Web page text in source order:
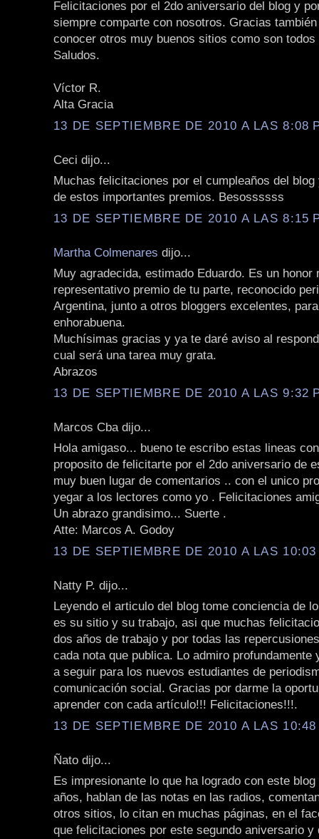
Felicitaciones por el 2do aniversario del blog y
siempre comparte con nosotros. Gracias
conocer otros muy buenos sitios como son
Saludos.
Víctor R.
Alta Gracia
13 DE SEPTIEMBRE DE 2010 A LAS 8:08
Ceci dijo...
Muchas felicitaciones por el cumpleaños del
de estos importantes premios. Besossssss
13 DE SEPTIEMBRE DE 2010 A LAS 8:15
Martha Colmenares dijo...
Muy agradecida, estimado Eduardo. Es un honor
representativo premio de tu parte, reconocido
Argentina, junto a otros bloggers excelentes,
enhorabuena.
Muchísimas gracias y ya te daré aviso al
cual será una tarea muy grata.
Abrazos
13 DE SEPTIEMBRE DE 2010 A LAS 9:32
Marcos Cba dijo...
Hola amigaso... bueno te escribo estas lineas
proposito de felicitarte por el 2do aniversario de
muy buen lugar de comentarios .. con el unico
yegar a los lectores como yo . Felicitaciones
Un abrazo grandisimo... Suerte .
Atte: Marcos A. Godoy
13 DE SEPTIEMBRE DE 2010 A LAS 10:03
Natty P. dijo...
Leyendo el articulo del blog tome conciencia de
es su sitio y su trabajo, asi que muchas
dos años de trabajo y por todas las
cada nota que publica. Lo admiro profundamente
a seguir para los nuevos estudiantes de
comunicación social. Gracias por darme la
aprender con cada artículo!!! Felicitaciones!!!.
13 DE SEPTIEMBRE DE 2010 A LAS 10:48
Ñato dijo...
Es impresionante lo que ha logrado con este
años, hablan de las notas en las radios,
otros sitios, lo citan en muchas páginas, en el
que felicitaciones por este segundo aniversario y